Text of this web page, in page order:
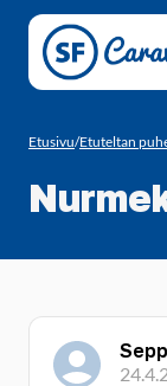
Siirry sivun sisältöön
Etusivu/Etuteltan